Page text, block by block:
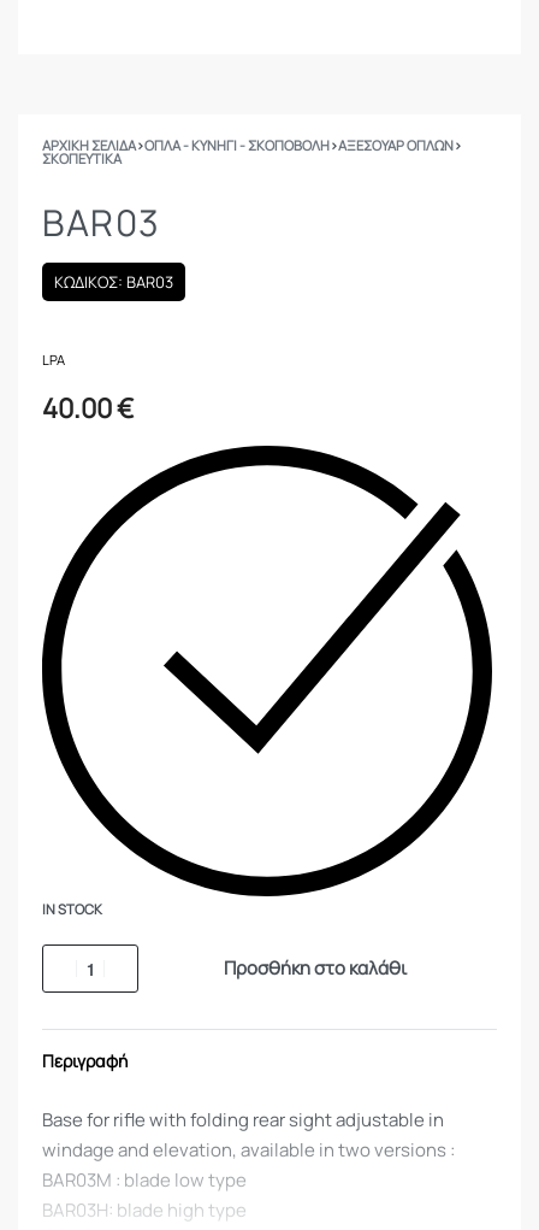
ΑΡΧΙΚΉ ΣΕΛΊΔΑ›ΟΠΛΑ - ΚΥΝΗΓΙ - ΣΚΟΠΟΒΟΛΗ›ΑΞΕΣΟΥΑΡ ΟΠΛΩΝ›
ΣΚΟΠΕΥΤΙΚΆ
BAR03
ΚΩΔΙΚΟΣ: BAR03
LPA
40.00€
IN STOCK
Προσθήκη στο καλάθι
Περιγραφή
Base for rifle with folding rear sight adjustable in
windage and elevation, available in two versions :
BAR03M : blade low type
BAR03H: blade high type